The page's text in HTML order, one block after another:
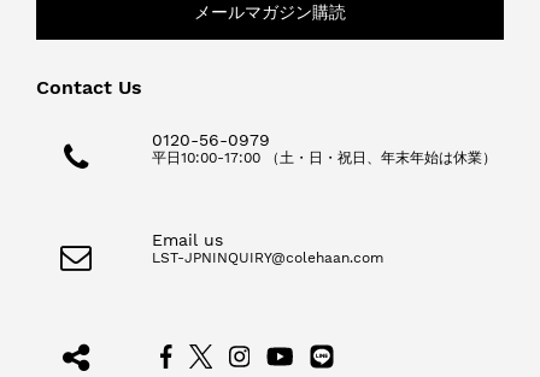
メールマガジン購読
Contact Us
0120-56-0979
平日10:00-17:00 （土・日・祝日、年末年始は休業）
Email us
LST-JPNINQUIRY@colehaan.com